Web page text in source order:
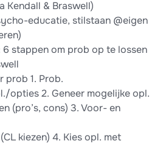
Kendall & Braswell)
educatie, stilstaan @eigen
stappen om prob op te lossen
prob 1. Prob.
opties 2. Geneer mogelijke opl.
(pro’s, cons) 3. Voor- en
kiezen) 4. Kies opl. met